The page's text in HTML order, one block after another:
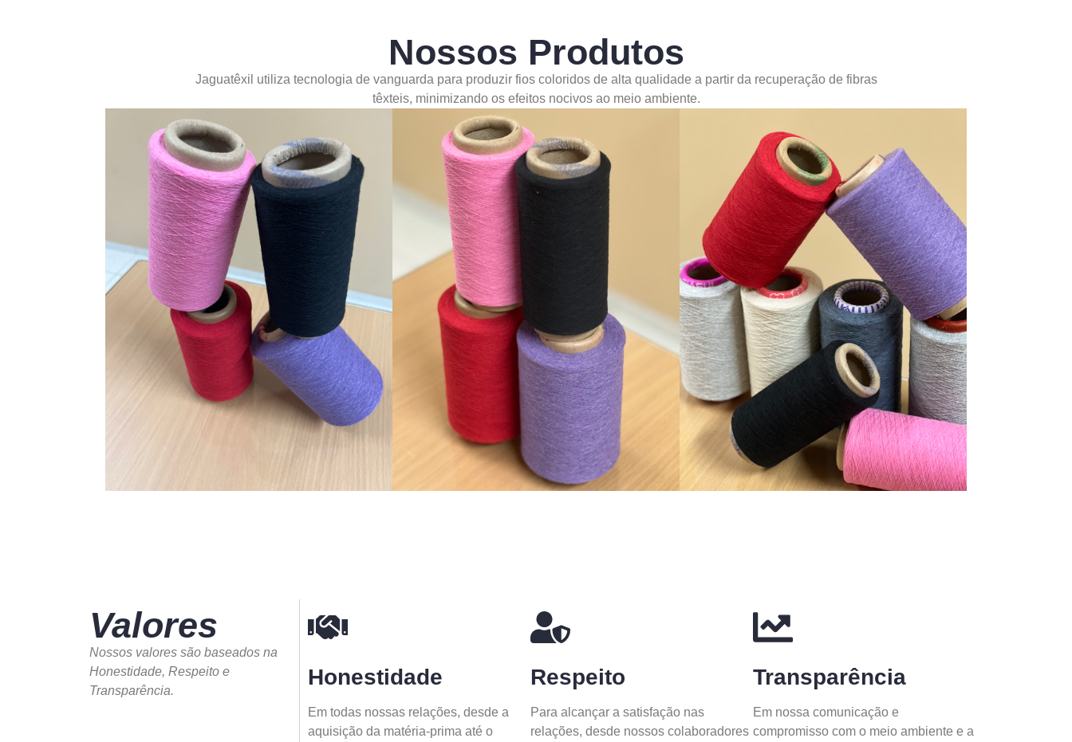
Nossos Produtos
Jaguatêxil utiliza tecnologia de vanguarda para produzir fios coloridos de alta qualidade a partir da recuperação de fibras
têxteis, minimizando os efeitos nocivos ao meio ambiente.
Valores
Nossos valores são baseados na
Honestidade, Respeito e
Transparência.
Honestidade
Em todas nossas relações, desde a
aquisição da matéria-prima até o
Respeito
Para alcançar a satisfação nas
relações, desde nossos colaboradores
Transparência
Em nossa comunicação e
compromisso com o meio ambiente e a